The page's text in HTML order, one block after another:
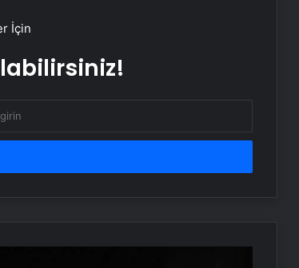
Michael Jackson’Ä±n hayatÄ± tek
İçin